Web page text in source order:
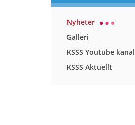
Nyheter
Galleri
KSSS Youtube kanal
KSSS Aktuellt